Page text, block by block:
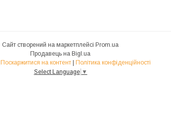
Сайт створений на маркетплейсі Prom.ua
Продавець на Bigl.ua
Поскаржитися на контент | Політика конфіденційності
Select Language ▼